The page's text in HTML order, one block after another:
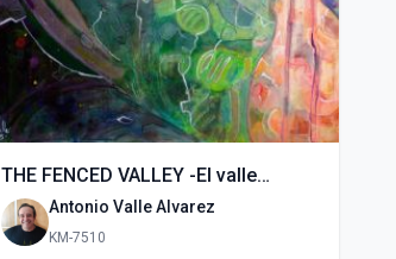
THE FENCED VALLEY -El valle
vallado- (2015)
Antonio Valle Alvarez
KM-7510